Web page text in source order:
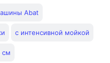
Abat
с интенсивной мойкой
см